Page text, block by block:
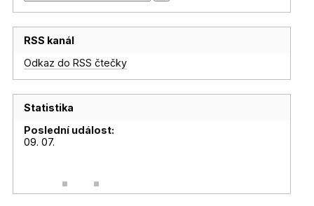
RSS kanál
Odkaz do RSS čtečky
Statistika
Poslední událost:
09. 07.